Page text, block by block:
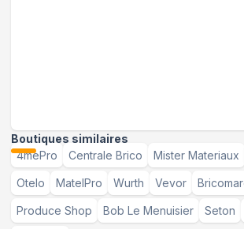
Boutiques similaires
4mePro
Centrale Brico Mister Materiaux
Otelo MatelPro Wurth Vevor
Produce Shop Bob Le Menuisier Seton